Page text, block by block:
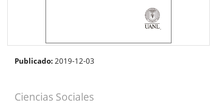
Publicado: 2019-12-03
Ciencias Sociales